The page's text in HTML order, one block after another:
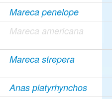
Mareca penelope
Mareca americana
Mareca strepera
Anas platyrhynchos